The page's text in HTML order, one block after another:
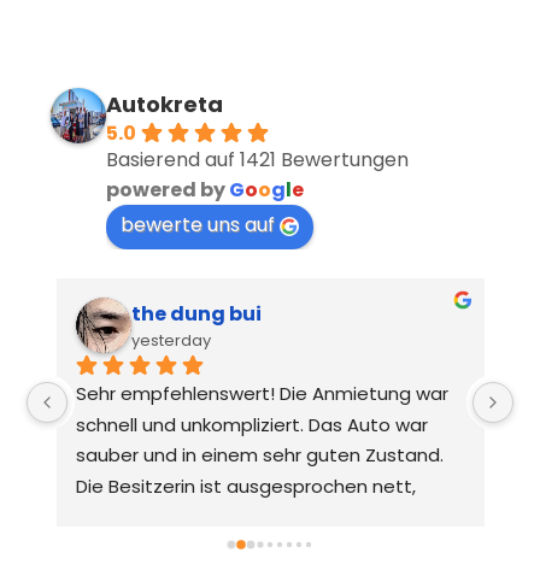
Autokreta
5.0
Basierend auf 1421 Bewertungen
powered byGoogle
bewerte uns auf
the dung bui
yesterday
Sehr empfehlenswert! Die Anmietung war
schnell und unkompliziert. Das Auto war
sauber und in einem sehr guten Zustand.
Die Besitzerin ist ausgesprochen nett,
herzlich empfangen und alles wurde klar